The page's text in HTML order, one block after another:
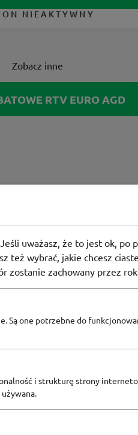
NIEAKTYWNY
Zobacz inne
RTV EURO AGD
uważasz, że to jest ok, po
też wybrać, jakie chcesz
zostanie zachowany przez
Są one potrzebne do
i strukturę strony